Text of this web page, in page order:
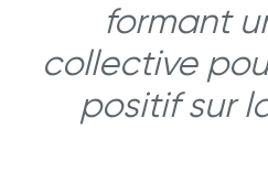
formant
collective
positif sur